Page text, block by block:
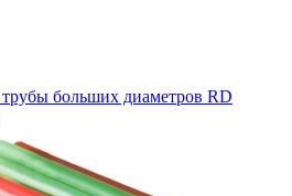
больших диаметров RD